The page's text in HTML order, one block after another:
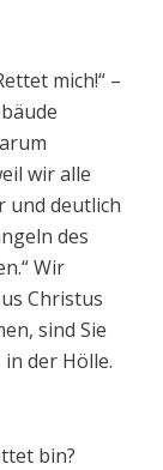
mich!“ –
wir alle
und deutlich
des
Wir
Christus
sind Sie
der Hölle.
bin?